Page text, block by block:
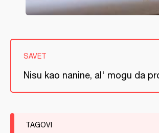
SAVET
Nisu kao nanine, al' mogu da
TAGOVI